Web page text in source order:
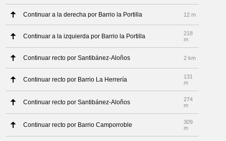
Continuar a la derecha por Barrio la Portilla 12 m
Continuar a la izquierda por Barrio la Portilla
218
m
Continuar recto por Santibánez-Aloños 2 km
Continuar recto por Barrio La Herrería
131
m
Continuar recto por Santibánez-Aloños
274
m
Continuar recto por Barrio Camporroble
309
m